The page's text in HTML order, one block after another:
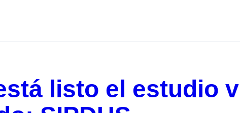
listo el estudio